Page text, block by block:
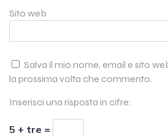
Sito web
Salva il mio nome, email e sito
la prossima volta che commento.
Inserisci una risposta in cifre:
5 + tre =